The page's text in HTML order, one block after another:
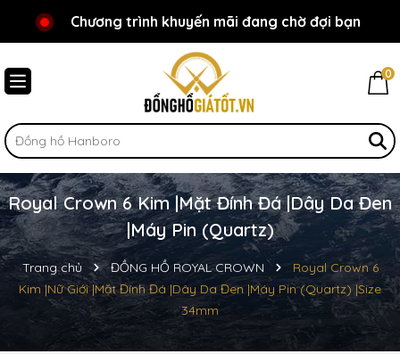
Chào mừng bạn đến với Đồnghồgiátốt.vn!
Chương trình khuyến mãi đang chờ đợi bạn
0
Royal Crown 6 Kim |Mặt Đính Đá |Dây Da Đen
|Máy Pin (Quartz)
Trang chủ ĐỒNG HỒ ROYAL CROWN
Royal Crown 6
Kim |Nữ Giới |Mặt Đính Đá |Dây Da Đen |Máy Pin (Quartz) |Size
34mm